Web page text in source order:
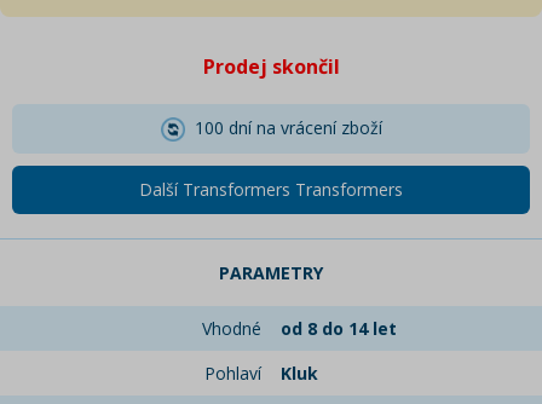
Prodej skončil
100 dní na vrácení zboží
Další Transformers Transformers
PARAMETRY
Vhodné
od 8 do 14 let
Pohlaví
Kluk